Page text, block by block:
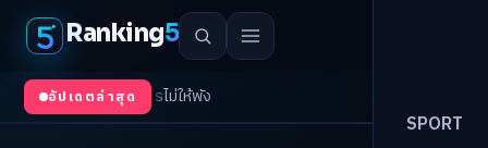
Ranking5
SPORT
อัปเดตล่าสุด